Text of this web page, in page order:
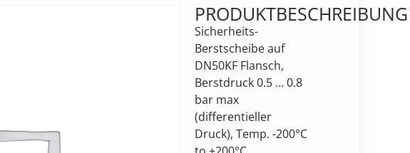
PRODUKTBESCHREIBUNG
Sicherheits-
Berstscheibe auf
DN50KF Flansch,
Berstdruck 0.5 … 0.8
bar max
(differentieller
Druck), Temp. -200°C